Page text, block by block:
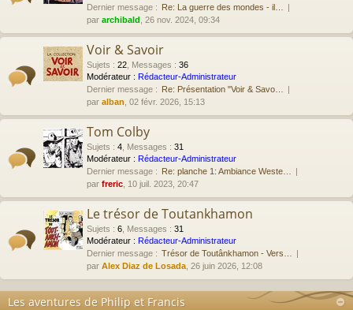
Dernier message : Re: La guerre des mondes - il…
par archibald , 26 nov. 2024, 09:34
Voir & Savoir
Sujets : 22 Messages : 36
Modérateur : Rédacteur-Administrateur
Dernier message : Re: Présentation "Voir & Savo…
par alban , 02 févr. 2026, 15:13
Tom Colby
Sujets : 4 Messages : 31
Modérateur : Rédacteur-Administrateur
Dernier message : Re: planche 1: Ambiance Weste…
par freric , 10 juil. 2023, 20:47
Le trésor de Toutankhamon
Sujets : 6 Messages : 31
Modérateur : Rédacteur-Administrateur
Dernier message : Trésor de Toutânkhamon - Vers…
par Alex Diaz de Losada , 26 juin 2026, 12:08
Les aventures de Philip et Francis